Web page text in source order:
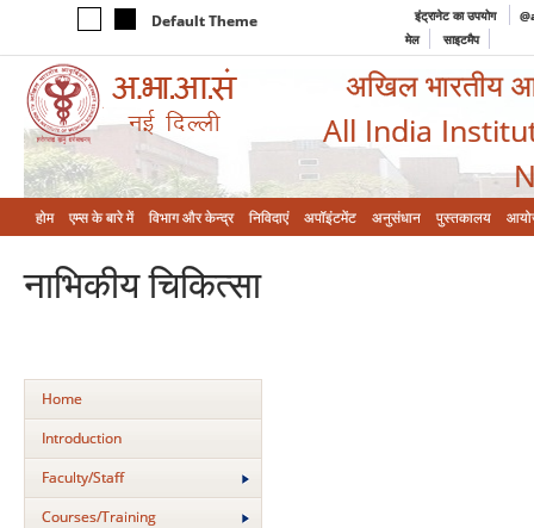
Default Theme इंट्रानेट का उपयोग
मेल
साइटमैप
अखिल भारतीय
All India
होम एम्‍स के बारे में विभाग और केन्‍द्र निविदाएं अपॉइंटमेंट अनुसंधान पुस्तकालय
नाभिकीय चिकित्‍सा
Home
Introduction
Faculty/Staff
Courses/Training